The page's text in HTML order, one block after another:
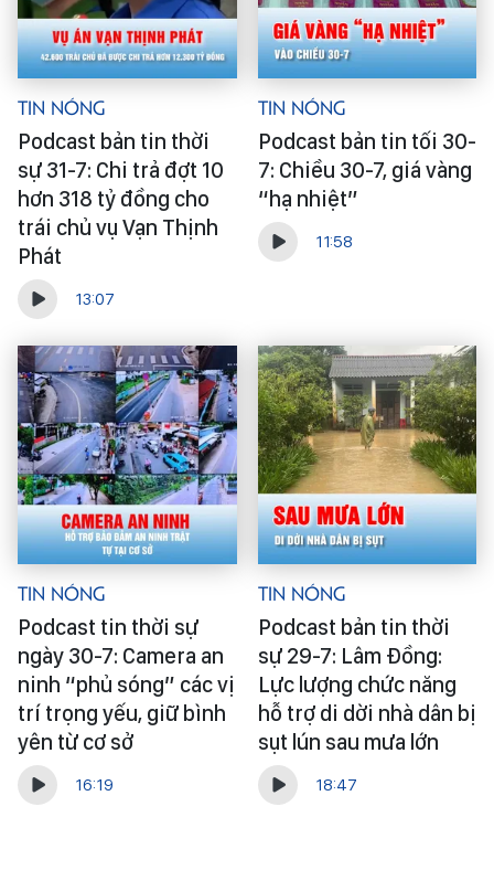
Tin Nóng
Podcast bản tin thời
sự 31-7: Chi trả đợt 10
hơn 318 tỷ đồng cho
trái chủ vụ Vạn Thịnh
Phát
13:07
Tin Nóng
Podcast bản tin tối 30-
7: Chiều 30-7, giá vàng
“hạ nhiệt”
11:58
Tin Nóng
Podcast tin thời sự
ngày 30-7: Camera an
ninh “phủ sóng” các vị
trí trọng yếu, giữ bình
yên từ cơ sở
16:19
Tin Nóng
Podcast bản tin thời
sự 29-7: Lâm Đồng:
Lực lượng chức năng
hỗ trợ di dời nhà dân bị
sụt lún sau mưa lớn
18:47